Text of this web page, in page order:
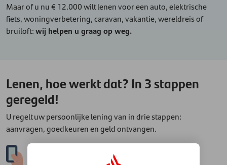
Maar of u nu € 12.000 wilt lenen voor een auto, elektrische
fiets, woningverbetering, caravan, vakantie, wereldreis of
bruiloft:wij helpen u graag op weg.
Lenen, hoe werkt dat? In 3 stappen
geregeld!
U regelt uw persoonlijke lening van in drie stappen:
aanvragen, goedkeuren en geld ontvangen.